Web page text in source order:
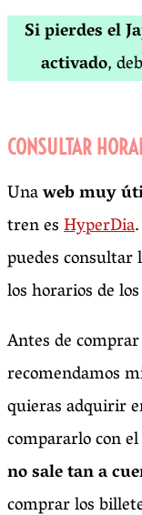
Si pierdes el
activado,
CONSULTAR
Unaweb muy
tren esHyperDia
puedes consultar
los horarios de
Antes de
recomendamos
quieras adquirir
compararlo con
no sale tan a
comprar los